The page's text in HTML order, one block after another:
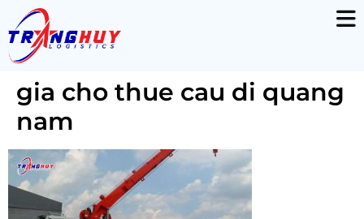
gia cho thue cau di quang
nam